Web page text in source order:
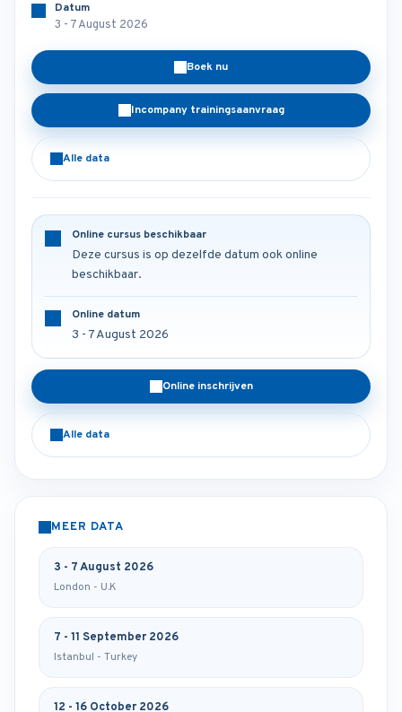
Datum
3 - 7 August 2026
Boek nu
Incompany trainingsaanvraag
Alle data
Online cursus beschikbaar
Deze cursus is op dezelfde datum ook online
beschikbaar.
Online datum
3 - 7 August 2026
Online inschrijven
Alle data
MEER DATA
3 - 7 August 2026
London - U.K
7 - 11 September 2026
Istanbul - Turkey
12 - 16 October 2026